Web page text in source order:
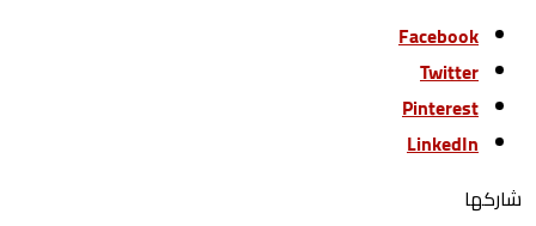
Facebook
Twitter
Pinterest
LinkedIn
‫‫ شاركها‬